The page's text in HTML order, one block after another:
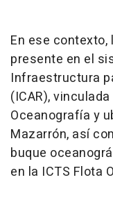
En ese contexto,
presente en el
Infraestructura
(ICAR),
Oceanografía y
Mazarrón, así
buque
en la ICTS Flota